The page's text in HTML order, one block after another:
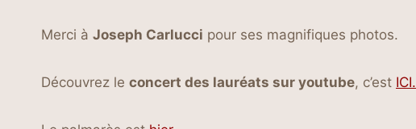
Merci à Joseph Carlucci pour ses magnifiques photos.
Découvrez le concert des lauréats sur youtube, c’est ICI.